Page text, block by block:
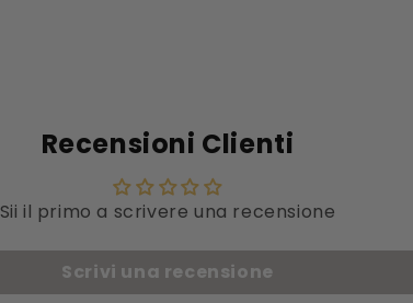
Recensioni Clienti
Sii il primo a scrivere una recensione
Scrivi una recensione